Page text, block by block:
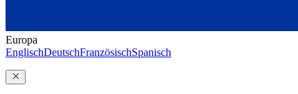
Europa
EnglischDeutschFranzösischSpanisch